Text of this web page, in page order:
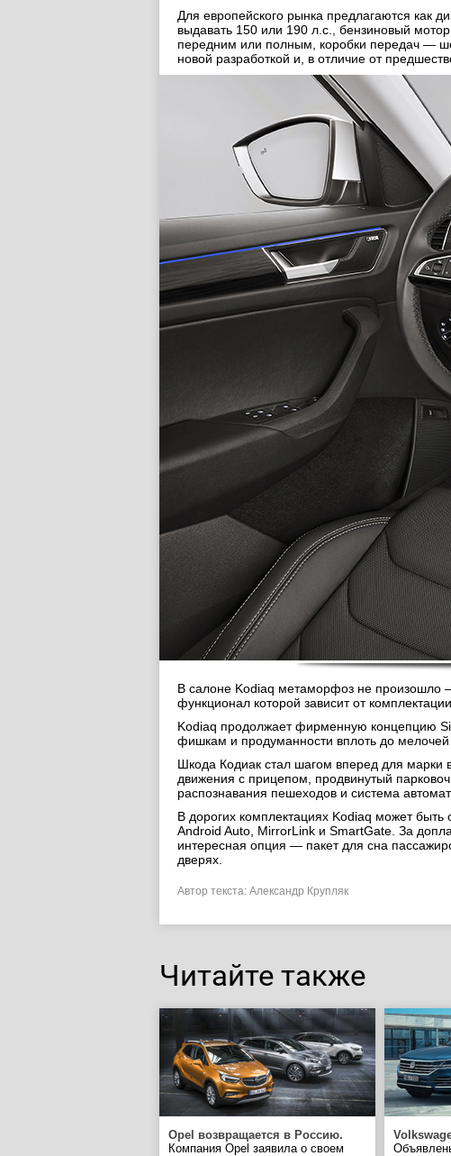
Для европейского рынка предлагаются как
выдавать 150 или 190 л.с., бензиновый
передним или полным, коробки передач —
новой разработкой и, в отличие от
В салоне Kodiaq метаморфоз не произошло
функционал которой зависит от комплектации.
Kodiaq продолжает фирменную концепцию
фишкам и продуманности вплоть до
Шкода Кодиак стал шагом вперед для марки
движения с прицепом, продвинутый
распознавания пешеходов и система
В дорогих комплектациях Kodiaq может
Android Auto, MirrorLink и SmartGate. За
интересная опция — пакет для сна
дверях.
Автор текста: Александр Крупляк
Читайте также
Opel возвращается в Россию.
Компания Opel заявила о своем